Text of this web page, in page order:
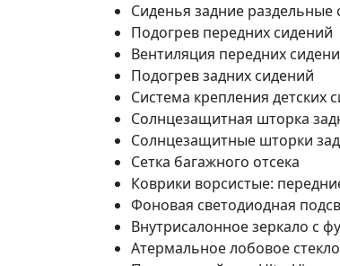
Сиденья задние
Подогрев передних сидений
Вентиляция передних
Подогрев задних сидений
Система крепления детских
Cолнцезащитная шторка
Cолнцезащитные шторки
Cетка багажного отсека
Коврики ворсистые:
Фоновая светодиодная
Внутрисалонное зеркало с
Атермальное лобовое стекло